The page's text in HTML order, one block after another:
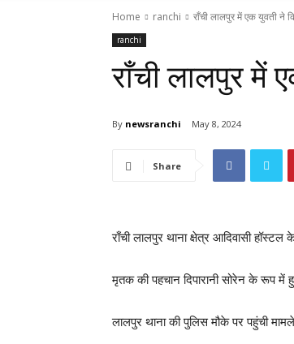
Home ranchi राँची लालपुर में एक युवती ने
ranchi
राँची लालपुर में
By newsranchi May 8, 2024
Share
राँची लालपुर थाना क्षेत्र आदिवासी
मृतक की पहचान दिपारानी सोरेन के रूप में
लालपुर थाना की पुलिस मौके पर पहुंची